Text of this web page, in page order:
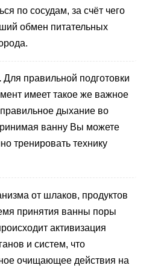
по сосудам, за счёт чего
обмен питательных
Для правильной подготовки
имеет такое же важное
дыхание во
ванну Вы можете
тренировать технику
от шлаков, продуктов
принятия ванны поры
активизация
и систем, что
очищающее действия на